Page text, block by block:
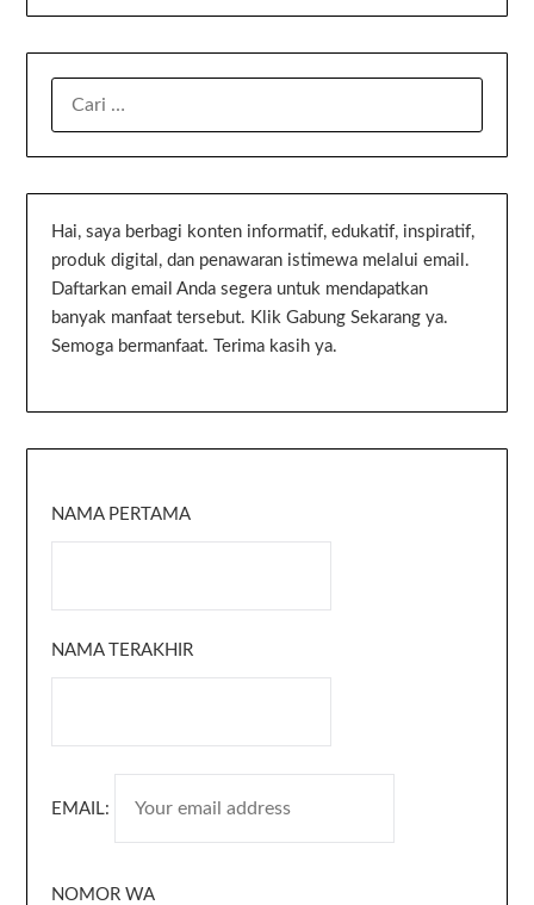
Hai, saya berbagi konten informatif, edukatif, inspiratif,
produk digital, dan penawaran istimewa melalui email.
Daftarkan email Anda segera untuk mendapatkan
banyak manfaat tersebut. Klik Gabung Sekarang ya.
Semoga bermanfaat. Terima kasih ya.
NAMA PERTAMA
NAMA TERAKHIR
EMAIL:
NOMOR WA